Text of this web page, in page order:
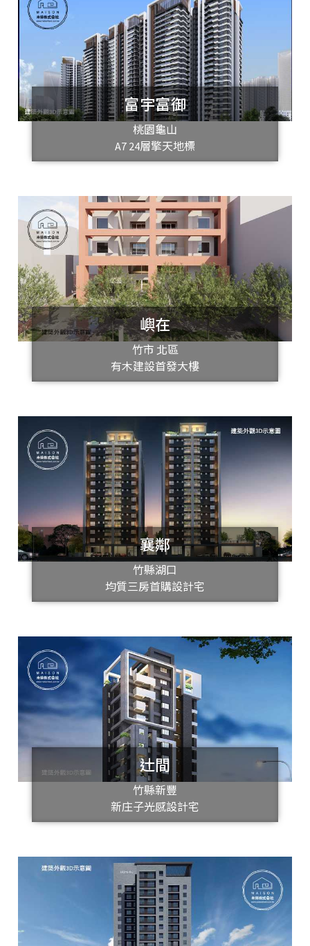
富宇富御
桃園龜山
A7 24層擎天地標
嶼在
竹市 北區
有木建設首發大樓
襄鄰
竹縣湖口
均質三房首購設計宅
辻間
竹縣新豐
新庄子光感設計宅